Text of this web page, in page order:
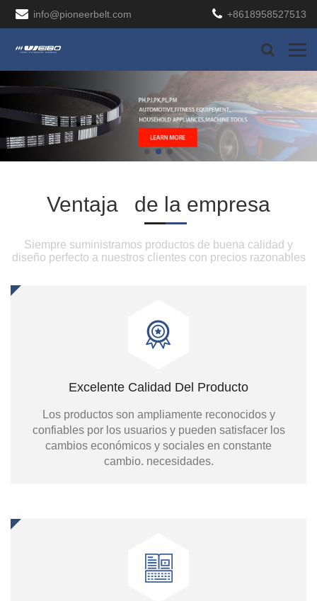
info@pioneerbelt.com +8618958527513
Ventaja de la empresa
Siempre suministramos productos de buena calidad y
diseño perfecto a nuestros clientes con precios razonables
Excelente Calidad Del Producto
Los productos son ampliamente reconocidos y
confiables por los usuarios y pueden satisfacer los
cambios económicos y sociales en constante
cambio. necesidades.